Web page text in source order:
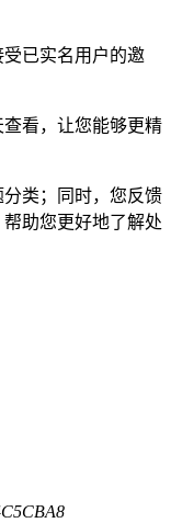
已实名用户的邀
看，让您能够更精
类；同时，您反馈
助您更好地了解处